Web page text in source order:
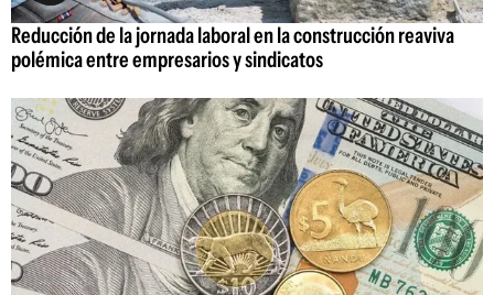
Reducción de la jornada laboral en la construcción reaviva
polémica entre empresarios y sindicatos